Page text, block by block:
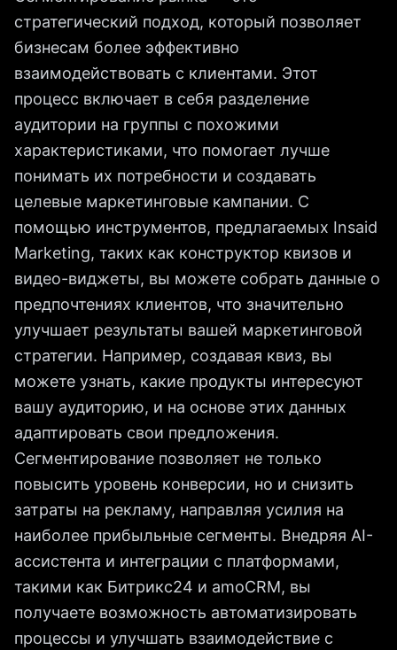
стратегический подход, который позволяет
бизнесам более эффективно
взаимодействовать с клиентами. Этот
процесс включает в себя разделение
аудитории на группы с похожими
характеристиками, что помогает лучше
понимать их потребности и создавать
целевые маркетинговые кампании. С
помощью инструментов, предлагаемых Insaid
Marketing, таких как конструктор квизов и
видео-виджеты, вы можете собрать данные о
предпочтениях клиентов, что значительно
улучшает результаты вашей маркетинговой
стратегии. Например, создавая квиз, вы
можете узнать, какие продукты интересуют
вашу аудиторию, и на основе этих данных
адаптировать свои предложения.
Сегментирование позволяет не только
повысить уровень конверсии, но и снизить
затраты на рекламу, направляя усилия на
наиболее прибыльные сегменты. Внедряя AI-
ассистента и интеграции с платформами,
такими как Битрикс24 и amoCRM, вы
получаете возможность автоматизировать
процессы и улучшать взаимодействие с